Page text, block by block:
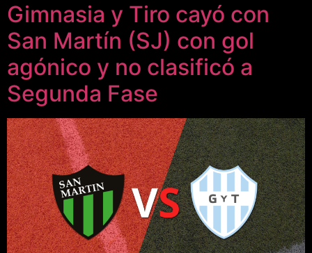
Gimnasia y Tiro cayó con
San Martín (SJ) con gol
agónico y no clasificó a
Segunda Fase